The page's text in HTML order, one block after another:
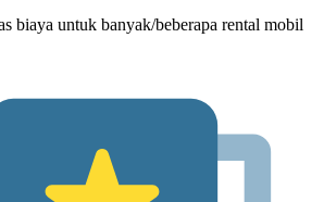
biaya untuk banyak/beberapa rental mobil